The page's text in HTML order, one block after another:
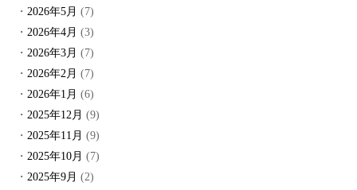
2026年5月 (7)
2026年4月 (3)
2026年3月 (7)
2026年2月 (7)
2026年1月 (6)
2025年12月 (9)
2025年11月 (9)
2025年10月 (7)
2025年9月 (2)